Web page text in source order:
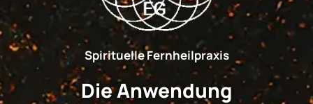
Spirituelle Fernheilpraxis
Die Anwendung